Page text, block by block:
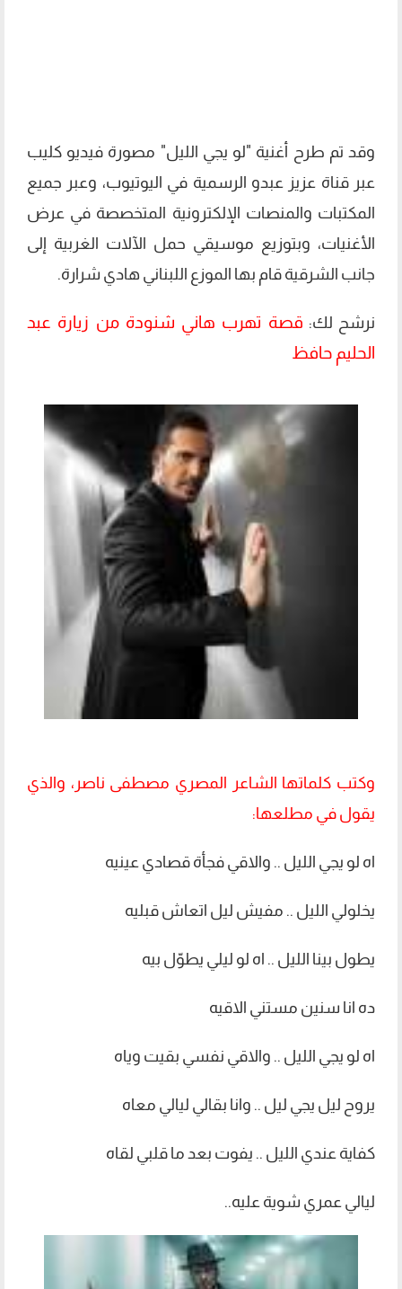
وقد تم طرح أغنية "لو يجي الليل" مصورة فيديو كليب
عبر قناة عزيز عبدو الرسمية في اليوتيوب، وعبر جميع
المكتبات والمنصات الإلكترونية المتخصصة في عرض
الأغنيات، وبتوزيع موسيقي حمل الآلات الغربية إلى
جانب الشرقية قام بها الموزع اللبناني هادي شرارة.
نرشح لك: قصة تهرب هاني شنودة من زيارة عبد
الحليم حافظ
وكتب كلماتها الشاعر المصري مصطفى ناصر، والذي
يقول في مطلعها:
اه لو يجي الليل .. والاقي فجأة قصادي عينيه
يخلولي الليل .. مفيش ليل اتعاش قبليه
يطول بينا الليل .. اه لو ليلي يطوّل بيه
ده انا سنين مستني الاقيه
اه لو يجي الليل .. والاقي نفسي بقيت وياه
يروح ليل يجي ليل .. وانا بقالي ليالي معاه
كفاية عندي الليل .. يفوت بعد ما قلبي لقاه
ليالي عمري شوية عليه..